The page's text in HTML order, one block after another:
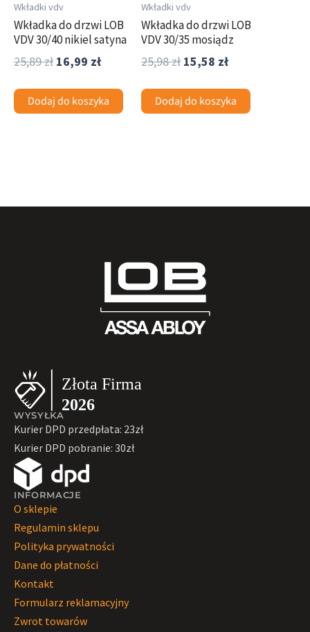
Wkładki vdv
Wkładka do drzwi LOB
VDV 30/40 nikiel satyna
25,89zł 16,99 zł
Dodaj do koszyka
Wkładki vdv
Wkładka do drzwi LOB
VDV 30/35 mosiądz
25,98zł 15,58 zł
Dodaj do koszyka
WYSYŁKA
Kurier DPD przedpłata: 23zł
Kurier DPD pobranie: 30zł
INFORMACJE
O sklepie
Regulamin sklepu
Polityka prywatności
Dane do płatności
Kontakt
Formularz reklamacyjny
Zwrot towarów